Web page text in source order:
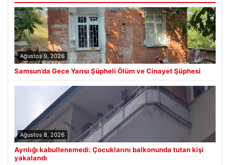
Ağustos 9, 2026
Samsun’da Gece Yarısı Şüpheli Ölüm ve Cinayet Şüphesi
Ağustos 8, 2026
Ayrılığı kabullenemedi: Çocuklarını balkonunda tutan kişi
yakalandı